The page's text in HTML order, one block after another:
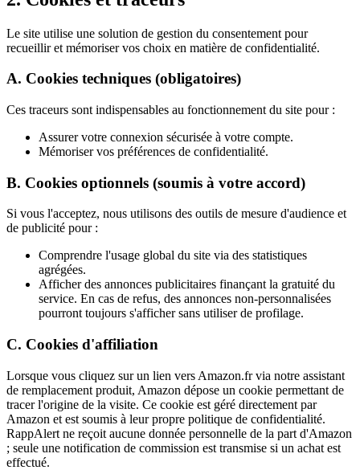
Le site utilise une solution de gestion du consentement pour
recueillir et mémoriser vos choix en matière de confidentialité.
A. Cookies techniques (obligatoires)
Ces traceurs sont indispensables au fonctionnement du site pour :
Assurer votre connexion sécurisée à votre compte.
Mémoriser vos préférences de confidentialité.
B. Cookies optionnels (soumis à votre accord)
Si vous l'acceptez, nous utilisons des outils de mesure d'audience et
de publicité pour :
Comprendre l'usage global du site via des statistiques
agrégées.
Afficher des annonces publicitaires finançant la gratuité du
service. En cas de refus, des annonces non-personnalisées
pourront toujours s'afficher sans utiliser de profilage.
C. Cookies d'affiliation
Lorsque vous cliquez sur un lien vers Amazon.fr via notre assistant
de remplacement produit, Amazon dépose un cookie permettant de
tracer l'origine de la visite. Ce cookie est géré directement par
Amazon et est soumis à leur propre politique de confidentialité.
RappAlert ne reçoit aucune donnée personnelle de la part d'Amazon
; seule une notification de commission est transmise si un achat est
effectué.